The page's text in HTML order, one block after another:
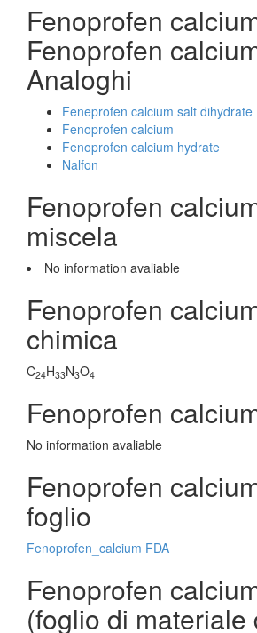
Fenoprofen
Fenoprofen
Analoghi
Feneprofen calcium salt dihydrate
Fenoprofen calcium
Fenoprofen calcium hydrate
Nalfon
Fenoprofen
miscela
No information avaliable
Fenoprofen
chimica
C24H33N3O4
Fenoprofen
No information avaliable
Fenoprofen
foglio
Fenoprofen_calcium FDA
Fenoprofen
(foglio di materiale